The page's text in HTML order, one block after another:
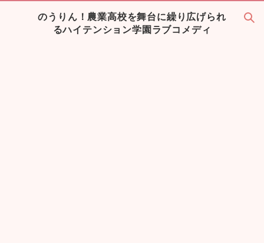
のうりん！農業高校を舞台に繰り広げられ
るハイテンション学園ラブコメディ